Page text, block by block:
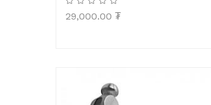
29,000.00 ₮